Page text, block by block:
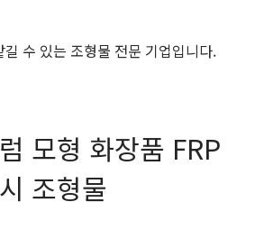
수 있는 조형물 전문 기업입니다.
모형 화장품 FRP
조형물